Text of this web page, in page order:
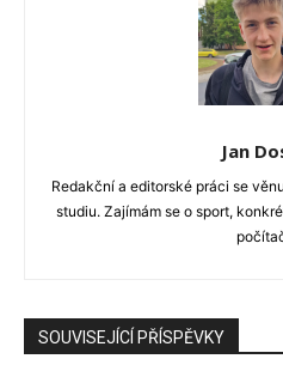
Jan
Redakční a editorské práci se
studiu. Zajímám se o sport,
SOUVISEJÍCÍ PŘÍSPĚVKY